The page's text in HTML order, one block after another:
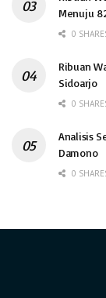
Menuju
0
Ribuan
Sidoarjo
0
Analisis
Damono
0